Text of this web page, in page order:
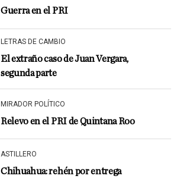
Guerra en el PRI
LETRAS DE CAMBIO
El extraño caso de Juan Vergara,
segunda parte
MIRADOR POLÍTICO
Relevo en el PRI de Quintana Roo
ASTILLERO
Chihuahua: rehén por entrega